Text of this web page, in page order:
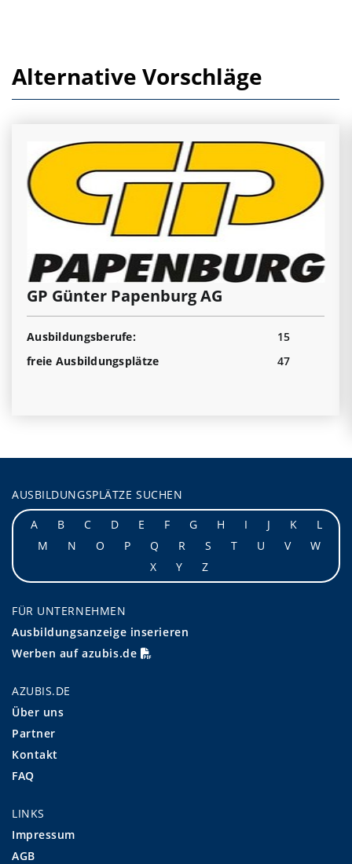
Alternative Vorschläge
GP Günter Papenburg AG
Ausbildungsberufe:
15
freie Ausbildungsplätze
47
AUSBILDUNGSPLÄTZE SUCHEN
A
B C D E F G H I J K
L
M
N O P Q R S T U V
W
X
Y Z
FÜR UNTERNEHMEN
Ausbildungsanzeige inserieren
Werben auf azubis.de
AZUBIS.DE
Über uns
Partner
Kontakt
FAQ
LINKS
Impressum
AGB